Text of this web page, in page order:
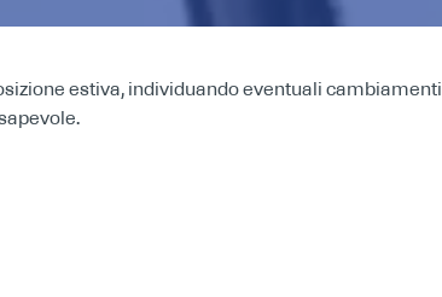
estiva, individuando eventuali cambiamenti